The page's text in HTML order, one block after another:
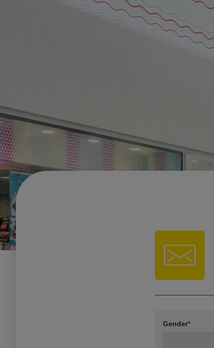
Gender*